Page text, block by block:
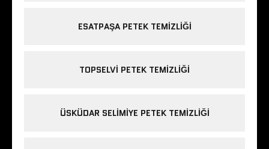
ESATPAŞA PETEK TEMIZLIĞI
TOPSELVI PETEK TEMIZLIĞI
ÜSKÜDAR SELIMIYE PETEK TEMIZLIĞI